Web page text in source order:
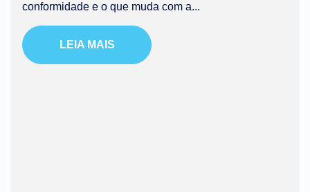
conformidade e o que muda com a...
LEIA MAIS